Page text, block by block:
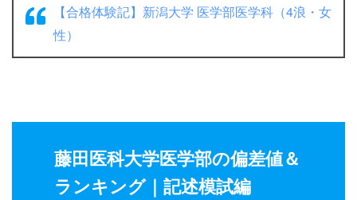
【合格体験記】新潟大学 医学部医学科（4浪・女
性）
藤田医科大学医学部の偏差値＆
ランキング｜記述模試編